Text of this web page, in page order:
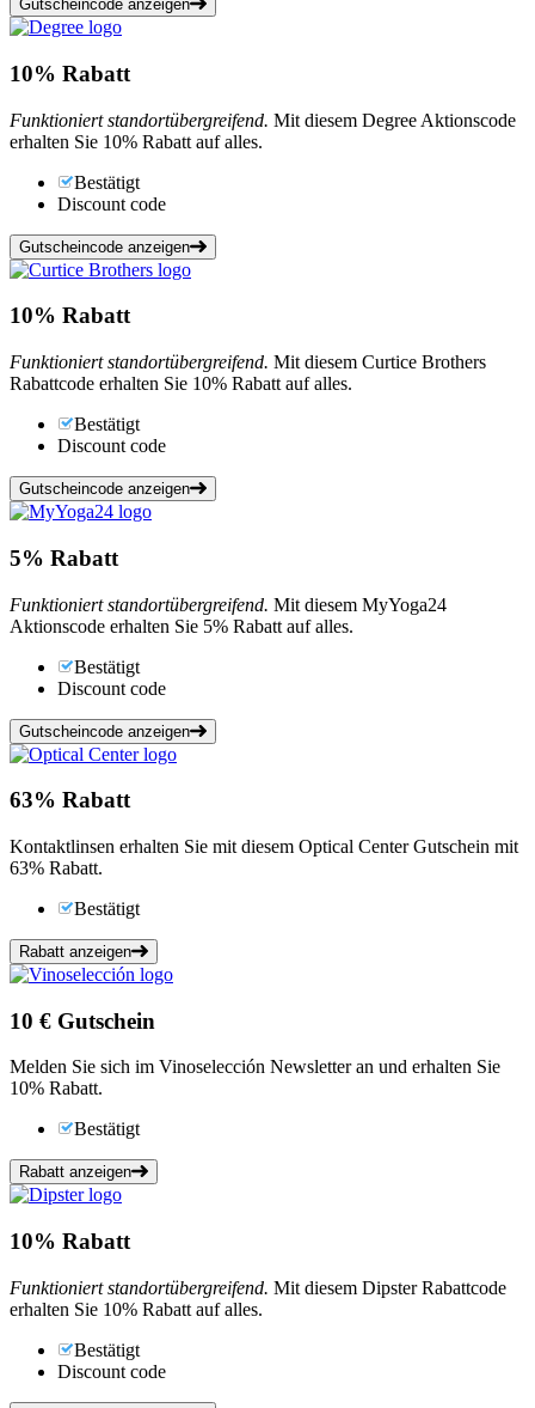
Gutscheincode anzeigen
10% Rabatt
Funktioniert standortübergreifend. Mit diesem Degree Aktionscode
erhalten Sie 10% Rabatt auf alles.
Bestätigt
Discount code
Gutscheincode anzeigen
10% Rabatt
Funktioniert standortübergreifend. Mit diesem Curtice Brothers
Rabattcode erhalten Sie 10% Rabatt auf alles.
Bestätigt
Discount code
Gutscheincode anzeigen
5% Rabatt
Funktioniert standortübergreifend. Mit diesem MyYoga24
Aktionscode erhalten Sie 5% Rabatt auf alles.
Bestätigt
Discount code
Gutscheincode anzeigen
63% Rabatt
Kontaktlinsen erhalten Sie mit diesem Optical Center Gutschein mit
63% Rabatt.
Bestätigt
Rabatt anzeigen
10 € Gutschein
Melden Sie sich im Vinoselección Newsletter an und erhalten Sie
10% Rabatt.
Bestätigt
Rabatt anzeigen
10% Rabatt
Funktioniert standortübergreifend. Mit diesem Dipster Rabattcode
erhalten Sie 10% Rabatt auf alles.
Bestätigt
Discount code